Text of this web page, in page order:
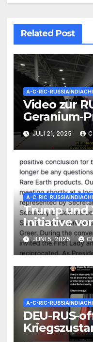
Related Post
A-C-RIC-
Video zur
Geranium-
Fakten
JULI 21, 2025
A-C-RIC-
Trump und
Initiative
telefoniert
Trump
JUNI 5, 2025
A-C-RIC-
DEU-RUS-